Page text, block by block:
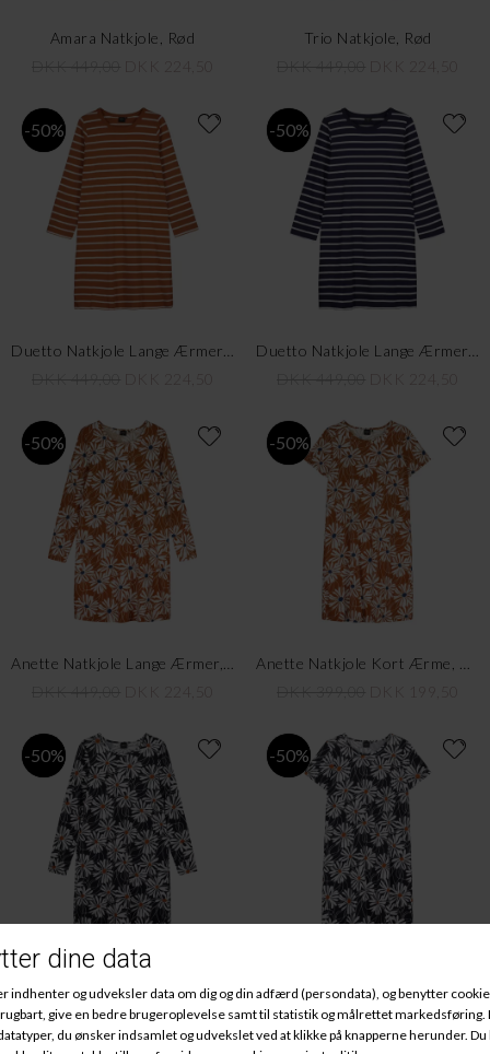
Amara Natkjole, Rød
Trio Natkjole, Rød
-50% -50%
-50% -50%
-50%
DKK 449,00 DKK 224,50
-50%
DKK 399,00DKK 199,50